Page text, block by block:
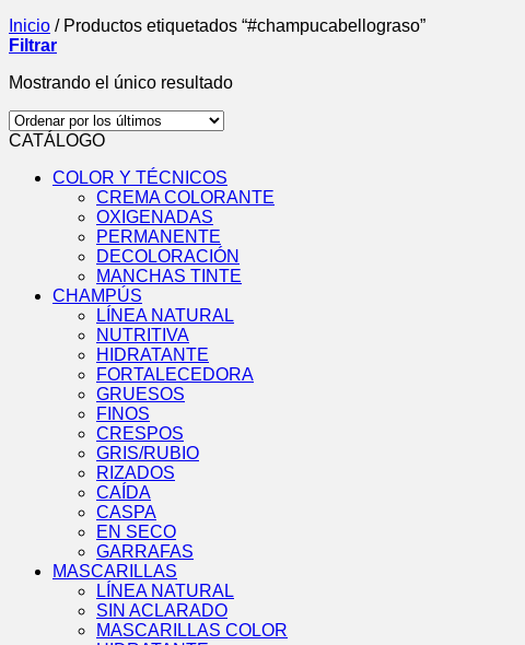
Inicio /Productos etiquetados “#champucabellograso”
Filtrar
Mostrando el único resultado
CATÁLOGO
COLOR Y TÉCNICOS
CREMA COLORANTE
OXIGENADAS
PERMANENTE
DECOLORACIÓN
MANCHAS TINTE
CHAMPÚS
LÍNEA NATURAL
NUTRITIVA
HIDRATANTE
FORTALECEDORA
GRUESOS
FINOS
CRESPOS
GRIS/RUBIO
RIZADOS
CAÍDA
CASPA
EN SECO
GARRAFAS
MASCARILLAS
LÍNEA NATURAL
SIN ACLARADO
MASCARILLAS COLOR